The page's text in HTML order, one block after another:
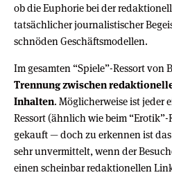
ob die Euphorie bei der
tatsächlicher journalistischer
schnöden Geschäftsmodellen.
Im gesamten “Spiele”-Ressort von
Trennung zwischen
Inhalten. Möglicherweise ist jeder
Ressort (ähnlich wie beim
gekauft — doch zu erkennen ist
sehr unvermittelt, wenn der
einen scheinbar redaktionellen